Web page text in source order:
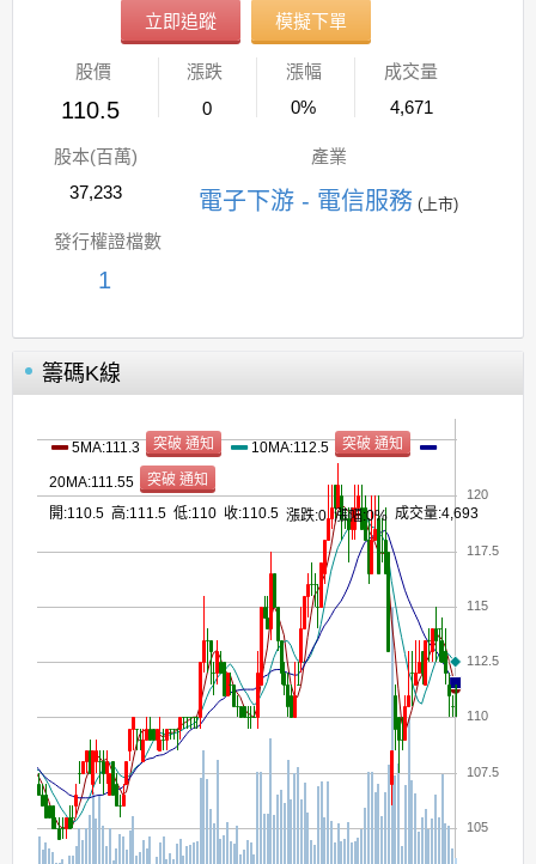
立即追蹤 模擬下單
股價
110.5
漲跌
0
漲幅
0%
成交量
4,671
股本(百萬)
37,233
產業
電子下游 - 電信服務 (上市)
發行權證檔數
1
籌碼K線
105
107.5
110
112.5
115
117.5
120
5MA:111.3 10MA:112.5
20MA:111.55
開:110.5 高:111.5 低:110 收:110.5 漲跌:0 漲幅:0% 成交量:4,693